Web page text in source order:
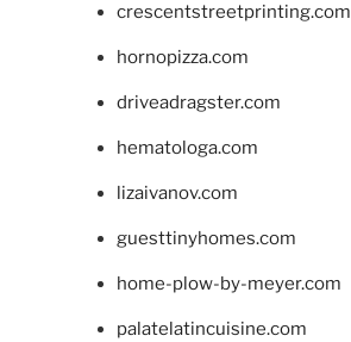
crescentstreetprinting.com
hornopizza.com
driveadragster.com
hematologa.com
lizaivanov.com
guesttinyhomes.com
home-plow-by-meyer.com
palatelatincuisine.com